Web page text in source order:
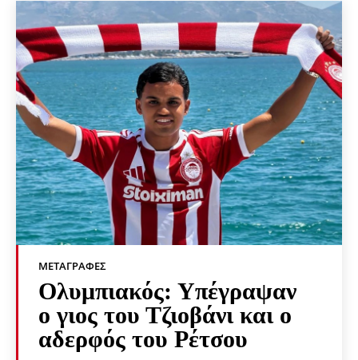
ΜΕΤΑΓΡΑΦΈΣ
Ολυμπιακός: Υπέγραψαν
ο γιος του Τζιοβάνι και ο
αδερφός του Ρέτσου